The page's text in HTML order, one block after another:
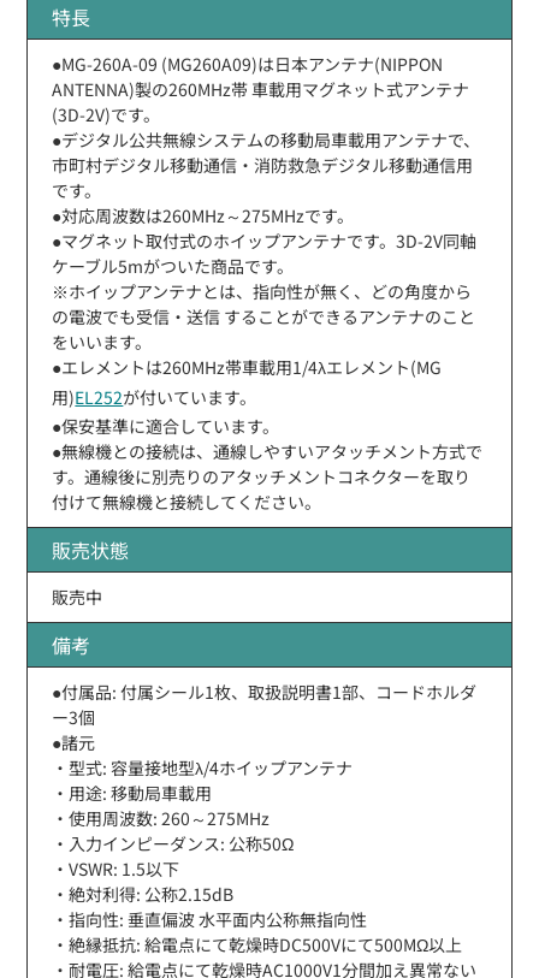
特長
●MG-260A-09 (MG260A09)は日本アンテナ(NIPPON
ANTENNA)製の260MHz帯 車載用マグネット式アンテナ
(3D-2V)です。
●デジタル公共無線システムの移動局車載用アンテナで、
市町村デジタル移動通信・消防救急デジタル移動通信用
です。
●対応周波数は260MHz～275MHzです。
●マグネット取付式のホイップアンテナです。3D-2V同軸
ケーブル5mがついた商品です。
※ホイップアンテナとは、指向性が無く、どの角度から
の電波でも受信・送信 することができるアンテナのこと
をいいます。
●エレメントは260MHz帯車載用1/4λエレメント(MG
用)EL252が付いています。
●保安基準に適合しています。
●無線機との接続は、通線しやすいアタッチメント方式で
す。通線後に別売りのアタッチメントコネクターを取り
付けて無線機と接続してください。
販売状態
販売中
備考
●付属品: 付属シール1枚、取扱説明書1部、コードホルダ
ー3個
●諸元
・型式: 容量接地型λ/4ホイップアンテナ
・用途: 移動局車載用
・使用周波数: 260～275MHz
・入力インピーダンス: 公称50Ω
・VSWR: 1.5以下
・絶対利得: 公称2.15dB
・指向性: 垂直偏波 水平面内公称無指向性
・絶縁抵抗: 給電点にて乾燥時DC500Vにて500MΩ以上
・耐電圧: 給電点にて乾燥時AC1000V1分間加え異常ない